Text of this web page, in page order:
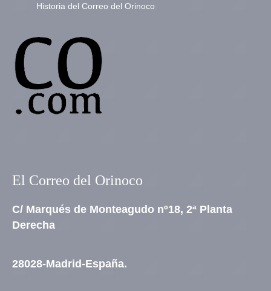
Historia del Correo del Orinoco
El Correo del Orinoco
C/ Marqués de Monteagudo nº18, 2ª Planta
Derecha
28028-Madrid-España.